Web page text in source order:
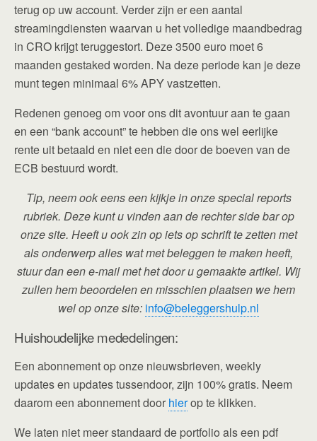
terug op uw account. Verder zijn er een aantal
streamingdiensten waarvan u het volledige maandbedrag
in CRO krijgt teruggestort. Deze 3500 euro moet 6
maanden gestaked worden. Na deze periode kan je deze
munt tegen minimaal 6% APY vastzetten.
Redenen genoeg om voor ons dit avontuur aan te gaan
en een “bank account” te hebben die ons wel eerlijke
rente uit betaald en niet een die door de boeven van de
ECB bestuurd wordt.
Tip, neem ook eens een kijkje in onze special reports
rubriek. Deze kunt u vinden aan de rechter side bar op
onze site. Heeft u ook zin op iets op schrift te zetten met
als onderwerp alles wat met beleggen te maken heeft,
stuur dan een e-mail met het door u gemaakte artikel. Wij
zullen hem beoordelen en misschien plaatsen we hem
wel op onze site: info@beleggershulp.nl
Huishoudelijke mededelingen:
Een abonnement op onze nieuwsbrieven, weekly
updates en updates tussendoor, zijn 100% gratis. Neem
daarom een abonnement door hierop te klikken.
We laten niet meer standaard de portfolio als een pdf